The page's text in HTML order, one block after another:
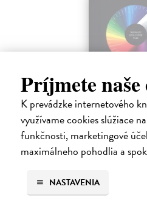
Príjmete naše
K prevádzke internetového
využívame cookies slúžiace
funkčnosti, marketingové
maximálneho pohodlia a
NASTAVENIA
Příběh filmu: Odysea
Cousins Mark| Film
Zasielame do 14 dní